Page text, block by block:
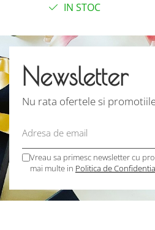
IN STOC
Newsletter
Nu rata ofertele si
Vreau sa primesc newsletter cu
mai multe in Politica de